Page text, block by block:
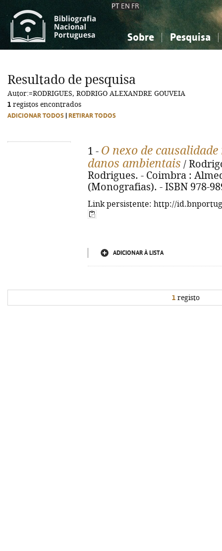
PT EN FR
Sobre Pesquisa
Ciências sociais...
Ciências sociais...
Resultado de pesquisa
Autor:=RODRIGUES, RODRIGO ALEXANDRE GOUVEIA
1 registos encontrados
ADICIONAR TODOS RETIRAR TODOS
1 - O nexo de
danos ambientais /
Rodrigues. - Coimbra :
(Monografias). - ISBN 978-
Link persistente: http://
ADICIONAR À LISTA
1 registo